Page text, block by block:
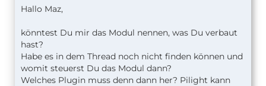
Hallo Maz,
könntest Du mir das Modul nennen, was Du verbaut
hast?
Habe es in dem Thread noch nicht finden können und
womit steuerst Du das Modul dann?
Welches Plugin muss denn dann her? Pilight kann